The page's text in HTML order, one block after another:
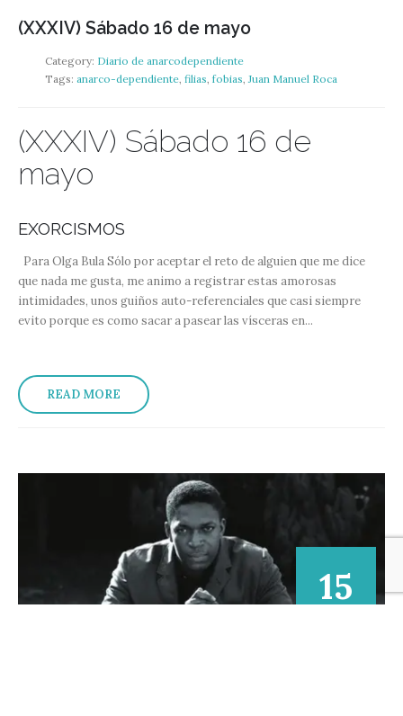
(XXXIV) Sábado 16 de mayo
Category: Diario de anarcodependiente
Tags: anarco-dependiente, filias, fobias,Juan Manuel Roca
(XXXIV) Sábado 16 de
mayo
EXORCISMOS
Para Olga Bula Sólo por aceptar el reto de alguien que me dice
que nada me gusta, me animo a registrar estas amorosas
intimidades, unos guiños auto-referenciales que casi siempre
evito porque es como sacar a pasear las vísceras en...
READ MORE
15